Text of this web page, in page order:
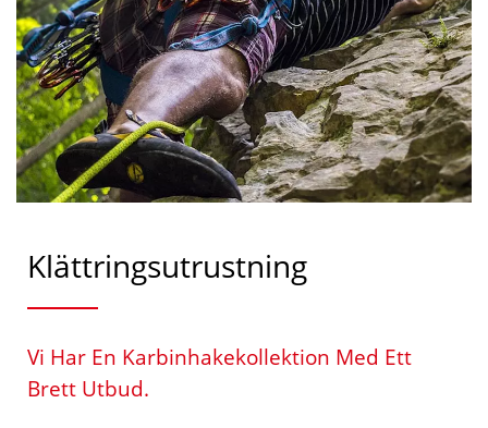
Klättringsutrustning
Vi Har En Karbinhakekollektion Med Ett
Brett Utbud.